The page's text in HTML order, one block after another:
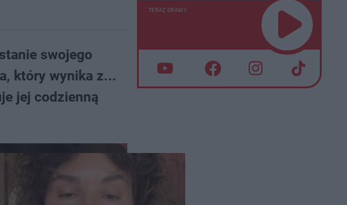
swojego
który wynika z...
jej codzienną
TERAZ GRAMY